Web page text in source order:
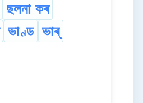
ছলনা কৰ
ভাণ্ড ভাৰ্